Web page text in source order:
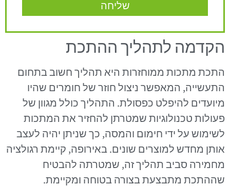
שליחה
הקדמה לתהליך ההתכת
התכת מתכות ממוחזרות היא תהליך חשוב בתחום
התעשייה, המאפשר ניצול חוזר של חומרים שהיו
מיועדים להיפלט כפסולת. התהליך כולל מגוון של
פעולות טכנולוגיות שמטרתן להחזיר את המתכות
לשימוש על ידי חימום והמסה, כך שניתן יהיה לעצב
אותן מחדש למוצרים שונים. באירופה, קיימת רגולציה
מחמירה סביב תהליך זה, שמטרתה להבטיח
שההתכת מתבצעת בצורה בטוחה ומקיימת.